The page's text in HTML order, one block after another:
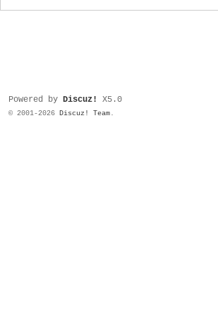
Powered by Discuz! X5.0
© 2001-2026 Discuz! Team.